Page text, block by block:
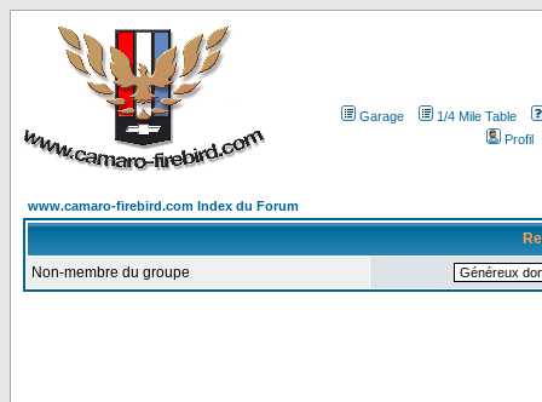
Garage
1/4 Mile Table
Profil
www.camaro-firebird.com Index du Forum
Non-membre du groupe